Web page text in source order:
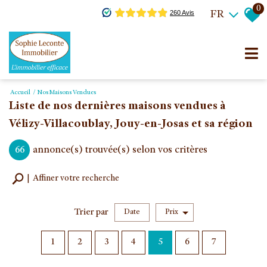
FR
0
Accueil Nos Maisons Vendues
Liste de nos dernières maisons vendues à
Vélizy-Villacoublay, Jouy-en-Josas et sa région
66 annonce(s) trouvée(s) selon vos critères
Affiner votre recherche
Maison
Trier par Date Prix
1 2 3 4 5 6 7